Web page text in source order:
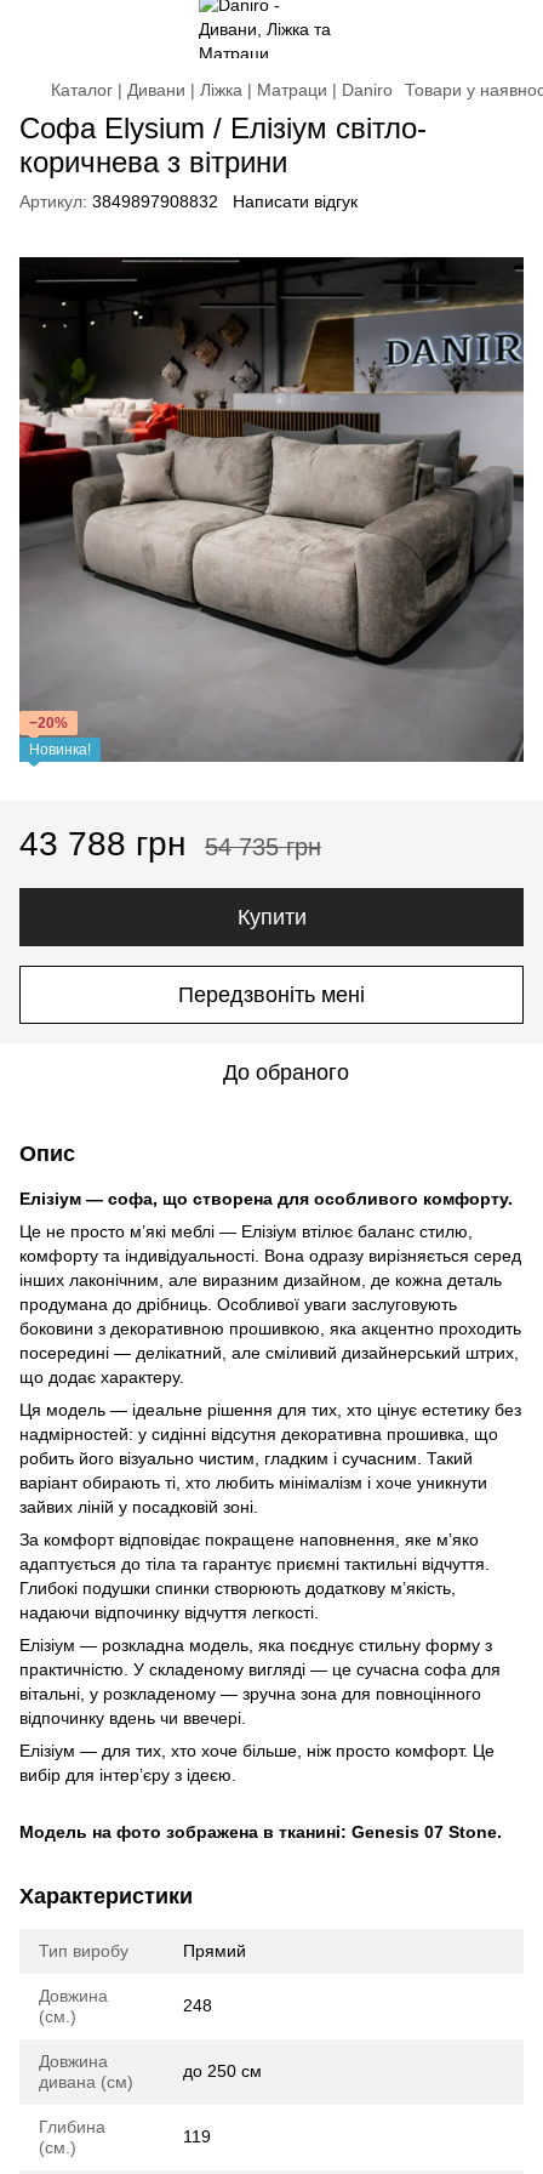
Каталог | Дивани | Ліжка | Матраци | Daniro Товари у
Софа Elysium / Елізіум світло-
коричнева з вітрини
Артикул: 3849897908832 Написати відгук
−20%
Новинка!
43 788 грн 54 735 грн
Купити
Передзвоніть мені
До обраного
Опис
Елізіум — софа, що створена для особливого комфорту.
Це не просто м’які меблі — Елізіум втілює баланс стилю,
комфорту та індивідуальності. Вона одразу вирізняється серед
інших лаконічним, але виразним дизайном, де кожна деталь
продумана до дрібниць. Особливої уваги заслуговують
боковини з декоративною прошивкою, яка акцентно проходить
посередині — делікатний, але сміливий дизайнерський штрих,
що додає характеру.
Ця модель — ідеальне рішення для тих, хто цінує естетику без
надмірностей: у сидінні відсутня декоративна прошивка, що
робить його візуально чистим, гладким і сучасним. Такий
варіант обирають ті, хто любить мінімалізм і хоче уникнути
зайвих ліній у посадковій зоні.
За комфорт відповідає покращене наповнення, яке мʼяко
адаптується до тіла та гарантує приємні тактильні відчуття.
Глибокі подушки спинки створюють додаткову м’якість,
надаючи відпочинку відчуття легкості.
Елізіум — розкладна модель, яка поєднує стильну форму з
практичністю. У складеному вигляді — це сучасна софа для
вітальні, у розкладеному — зручна зона для повноцінного
відпочинку вдень чи ввечері.
Елізіум — для тих, хто хоче більше, ніж просто комфорт. Це
вибір для інтерʼєру з ідеєю.
Модель на фото зображена в тканині: Genesis 07 Stone.
Характеристики
Тип виробу Прямий
Довжина
(см.)
248
Довжина
дивана (см)
до 250 см
Глибина
(см.)
119